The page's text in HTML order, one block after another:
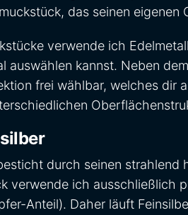
das seinen eigenen
verwende ich
auswählen kannst. Neben
frei wählbar, welches dir
durch seinen strahlend
verwende ich ausschließlich
Anteil). Daher läuft